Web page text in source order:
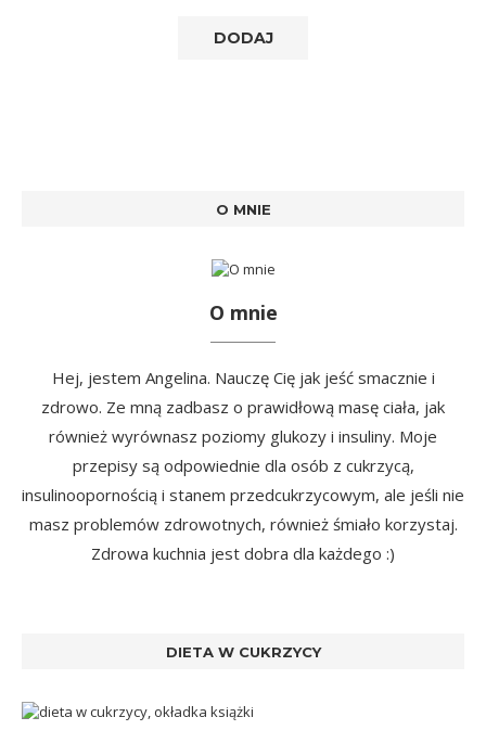
O MNIE
O mnie
Hej, jestem Angelina. Nauczę Cię jak jeść smacznie i
zdrowo. Ze mną zadbasz o prawidłową masę ciała, jak
również wyrównasz poziomy glukozy i insuliny. Moje
przepisy są odpowiednie dla osób z cukrzycą,
insulinoopornością i stanem przedcukrzycowym, ale jeśli nie
masz problemów zdrowotnych, również śmiało korzystaj.
Zdrowa kuchnia jest dobra dla każdego :)
DIETA W CUKRZYCY